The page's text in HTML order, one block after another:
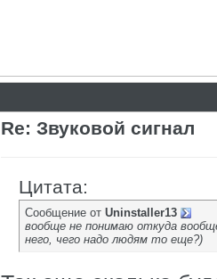
Re: Звуковой сигнал
Цитата:
Сообщение от Uninstaller13
вообще не понимаю откуда
него, чего надо людям то еще?)